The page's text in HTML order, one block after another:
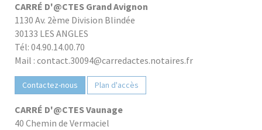
CARRÉ D'@CTES Grand Avignon
1130 Av. 2ème Division Blindée
30133 LES ANGLES
Tél: 04.90.14.00.70
Mail : contact.30094@carredactes.notaires.fr
Contactez-nous Plan d'accès
CARRÉ D'@CTES Vaunage
40 Chemin de Vermaciel